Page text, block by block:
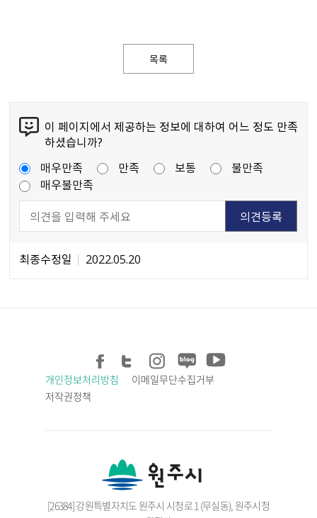
목록
이 페이지에서 제공하는 정보에 대하여 어느 정도 만족
하셨습니까?
매우만족
만족 보통
불만족
매우불만족
최종수정일 2022.05.20
개인정보처리방침
이메일무단수집거부
저작권정책
[26384] 강원특별자치도 원주시 시청로 1 (무실동), 원주시청